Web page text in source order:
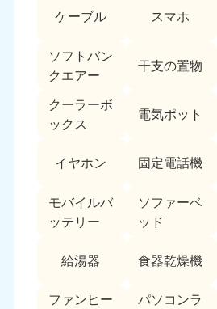
ケーブル スマホ
ソフトバン
クエアー
干支の置物
クーラーボ
ックス
電気ポット
イヤホン 固定電話機
モバイルバ
ッテリー
ソファーベ
ッド
給湯器 食器乾燥機
ファンヒー
パソコンラ
長崎県
050-1880-9891
大分県
050-1880-9893
9:00〜19:00 年中無休 9:00
050-1880-9892